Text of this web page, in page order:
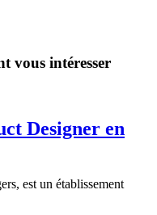
vous intéresser
Designer en
est un établissement